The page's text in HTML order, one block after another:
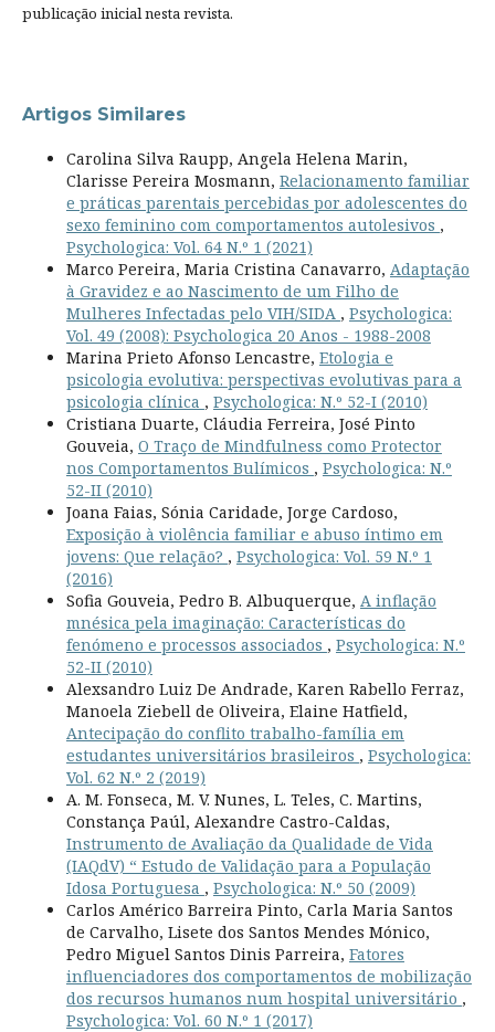
publicação inicial nesta revista.
Artigos Similares
Carolina Silva Raupp, Angela Helena Marin,
Clarisse Pereira Mosmann, Relacionamento familiar
e práticas parentais percebidas por adolescentes do
sexo feminino com comportamentos autolesivos ,
Psychologica: Vol. 64 N.º 1 (2021)
Marco Pereira, Maria Cristina Canavarro, Adaptação
à Gravidez e ao Nascimento de um Filho de
Mulheres Infectadas pelo VIH/SIDA , Psychologica:
Vol. 49 (2008): Psychologica 20 Anos - 1988-2008
Marina Prieto Afonso Lencastre, Etologia e
psicologia evolutiva: perspectivas evolutivas para a
psicologia clínica , Psychologica: N.º 52-I (2010)
Cristiana Duarte, Cláudia Ferreira, José Pinto
Gouveia, O Traço de Mindfulness como Protector
nos Comportamentos Bulímicos , Psychologica: N.º
52-II (2010)
Joana Faias, Sónia Caridade, Jorge Cardoso,
Exposição à violência familiar e abuso íntimo em
jovens: Que relação? , Psychologica: Vol. 59 N.º 1
(2016)
Sofia Gouveia, Pedro B. Albuquerque, A inflação
mnésica pela imaginação: Características do
fenómeno e processos associados , Psychologica: N.º
52-II (2010)
Alexsandro Luiz De Andrade, Karen Rabello Ferraz,
Manoela Ziebell de Oliveira, Elaine Hatfield,
Antecipação do conflito trabalho-família em
estudantes universitários brasileiros , Psychologica:
Vol. 62 N.º 2 (2019)
A. M. Fonseca, M. V. Nunes, L. Teles, C. Martins,
Constança Paúl, Alexandre Castro-Caldas,
Instrumento de Avaliação da Qualidade de Vida
(IAQdV) “ Estudo de Validação para a População
Idosa Portuguesa , Psychologica: N.º 50 (2009)
Carlos Américo Barreira Pinto, Carla Maria Santos
de Carvalho, Lisete dos Santos Mendes Mónico,
Pedro Miguel Santos Dinis Parreira, Fatores
influenciadores dos comportamentos de mobilização
dos recursos humanos num hospital universitário ,
Psychologica: Vol. 60 N.º 1 (2017)